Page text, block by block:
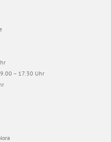
– 17.30 Uhr